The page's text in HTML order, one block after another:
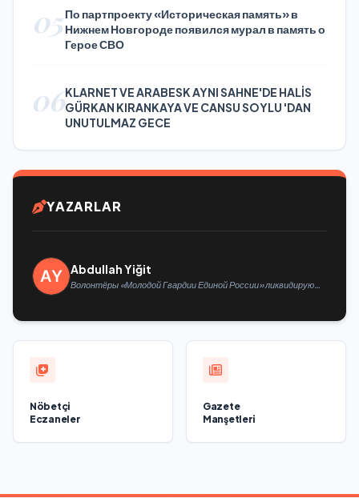
05По партпроекту «Историческая память» в
Нижнем Новгороде появился мурал в память о
Герое СВО
06KLARNET VE ARABESK AYNI SAHNE'DE HALİS
GÜRKAN KIRANKAYA VE CANSU SOYLU 'DAN
UNUTULMAZ GECE
YAZARLAR
Abdullah Yiğit
Волонтёры «Молодой Гвардии Единой России» ликвидируют
Nöbetçi
Eczaneler
Gazete
Manşetleri